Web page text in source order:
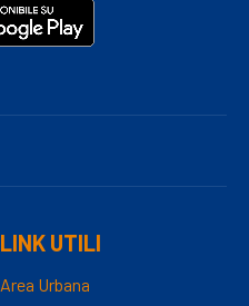
LINK UTILI
Area Urbana